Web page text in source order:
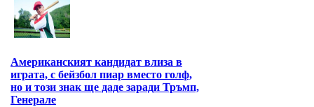
Американският кандидат влиза в
играта, с бейзбол пиар вместо голф,
но и този знак ще даде заради Тръмп,
Генерале